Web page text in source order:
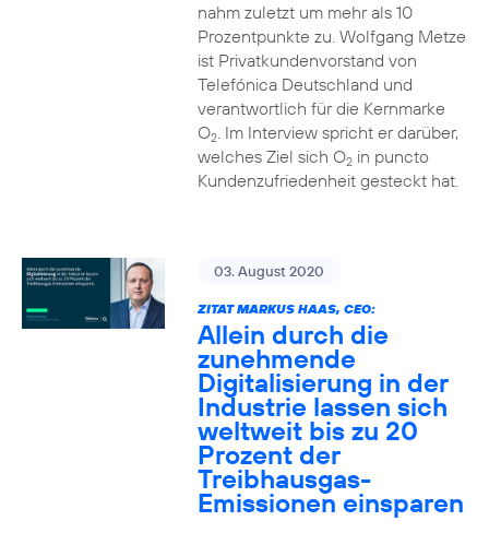
nahm zuletzt um mehr als 10
Prozentpunkte zu. Wolfgang Metze
ist Privatkundenvorstand von
Telefónica Deutschland und
verantwortlich für die Kernmarke
O2. Im Interview spricht er darüber,
welches Ziel sich O2in puncto
Kundenzufriedenheit gesteckt hat.
03. August 2020
ZITAT MARKUS HAAS, CEO:
Allein durch die
zunehmende
Digitalisierung in der
Industrie lassen sich
weltweit bis zu 20
Prozent der
Treibhausgas-
Emissionen einsparen